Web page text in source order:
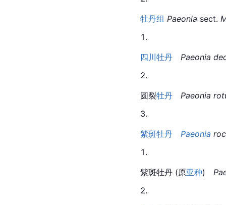
牡丹组 Paeonia sect.
四川牡丹 Paeonia
圆裂牡丹 Paeonia
紫斑牡丹 Paeonia
紫斑牡丹 (原亚种)